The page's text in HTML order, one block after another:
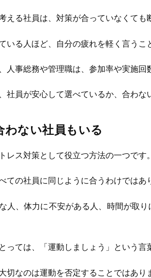
える社員は、対策が合っていなくても
いる人ほど、自分の疲れを軽く言うこ
人事総務や管理職は、参加率や実施
社員が安心して選べているか、合わ
わない社員もいる
レス対策として役立つ方法の一つです
ての社員に同じように合うわけではあ
人、体力に不安がある人、時間が取
っては、「運動しましょう」という
切なのは運動を否定することではあり